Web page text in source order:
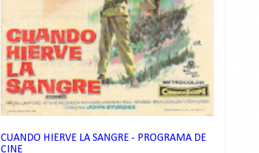
CUANDO HIERVE LA SANGRE - PROGRAMA DE
CINE